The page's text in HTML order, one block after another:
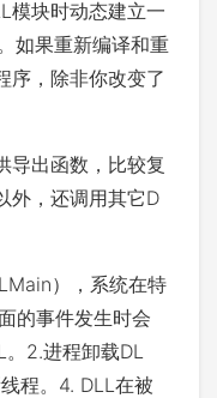
模块时动态建立一
如果重新编译和重
序，除非你改变了
导出函数，比较复
外，还调用其它D
），系统在特
的事件发生时会
。2.进程卸载DL
程。4. DLL在被